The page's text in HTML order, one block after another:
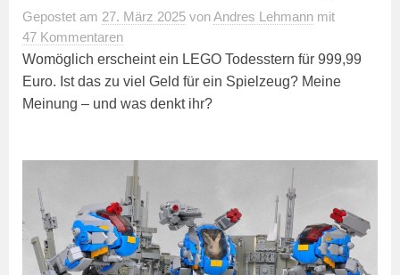
Gepostet am 27. März 2025 vonAndres Lehmann mit
47 Kommentaren
Womöglich erscheint ein LEGO Todesstern für 999,99
Euro. Ist das zu viel Geld für ein Spielzeug? Meine
Meinung – und was denkt ihr?